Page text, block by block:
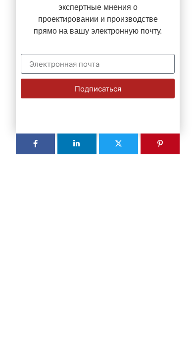
экспертные мнения о
проектировании и производстве
прямо на вашу электронную почту.
Подписаться